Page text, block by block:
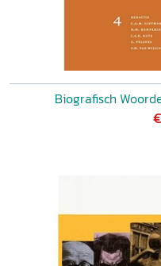
Biografisch